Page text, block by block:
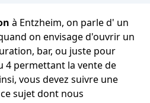
à Entzheim, on parle d' un
on envisage d'ouvrir un
bar, ou juste pour
4 permettant la vente de
vous devez suivre une
sujet dont nous